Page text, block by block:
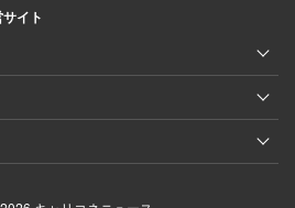
荷できるようになります。野菜
って価格が上下し、思ったような
すが、販売先を独自に確保するの
規格外の小さな野菜で今まで販売
イト